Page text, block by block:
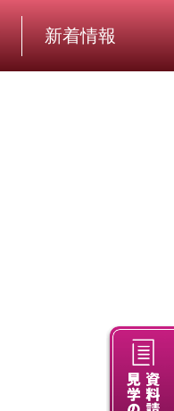
新着情報